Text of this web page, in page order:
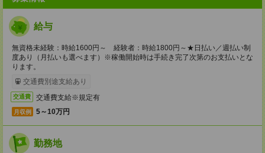
給与
無資格未経験：時給1600円～ 経験者：時給1800円～★日払い／週払い制
度あり（月払いも選べます）※稼働開始時は手続き完了次第のお支払いとな
ります。
交通費別途支給あり
交通費 交通費支給※規定有
月収例 5～10万円
勤務地